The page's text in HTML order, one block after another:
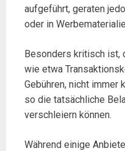
aufgeführt, geraten
oder in
Besonders kritisch ist,
wie etwa
Gebühren, nicht immer
so die tatsächliche
verschleiern können.
Während einige